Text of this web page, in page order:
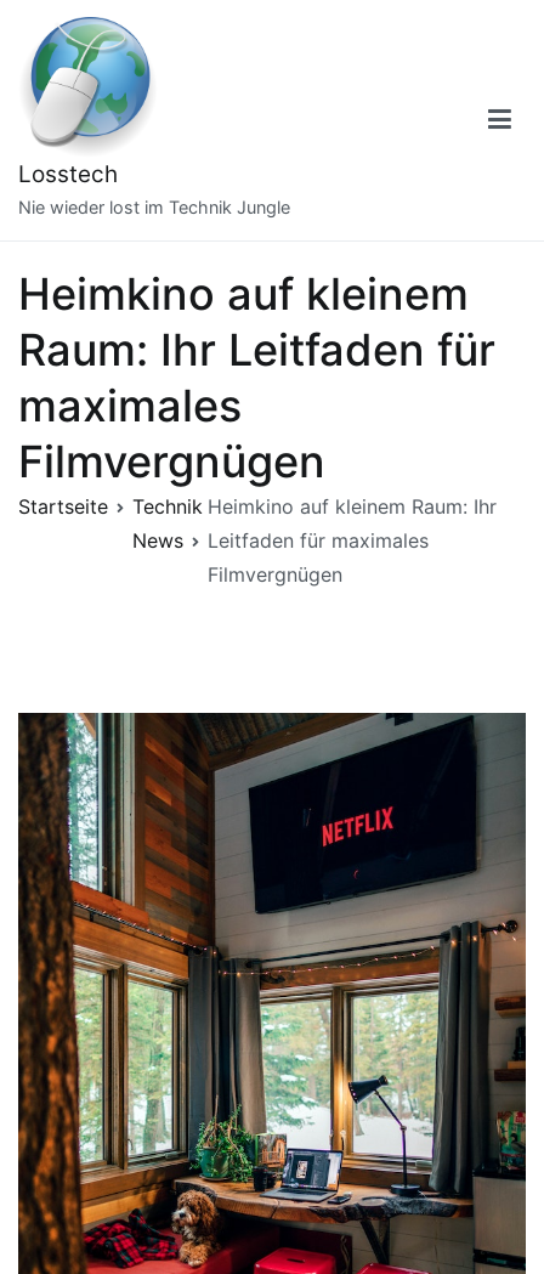
Inhalt
springen
Losstech
Nie wieder lost im Technik Jungle
Heimkino auf kleinem
Raum: Ihr Leitfaden für
maximales
Filmvergnügen
Startseite
Technik
News
Heimkino auf kleinem Raum: Ihr
Leitfaden für maximales
Filmvergnügen